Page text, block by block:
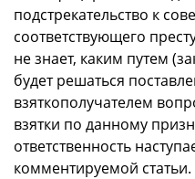
подстрекательство к
соответствующего
не знает, каким путем
будет решаться
взяткополучателем
взятки по данному
ответственность
комментируемой статьи.